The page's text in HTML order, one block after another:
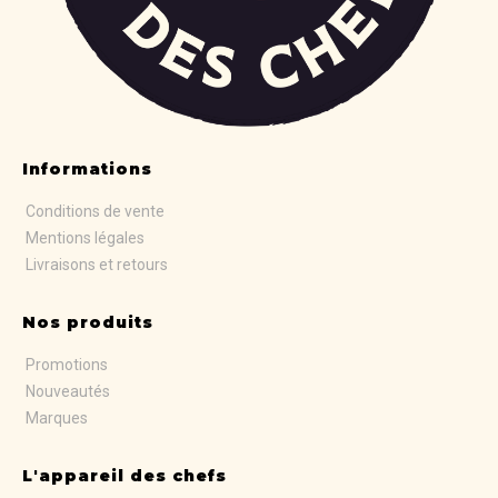
Informations
Conditions de vente
Mentions légales
Livraisons et retours
Nos produits
Promotions
Nouveautés
Marques
L'appareil des chefs